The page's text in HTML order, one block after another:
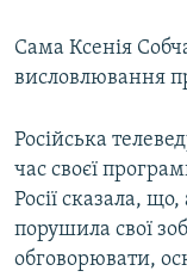
Сама Ксенія
висловлювання
Російська
час своєї
Росії сказала,
порушила свої
обговорювати,